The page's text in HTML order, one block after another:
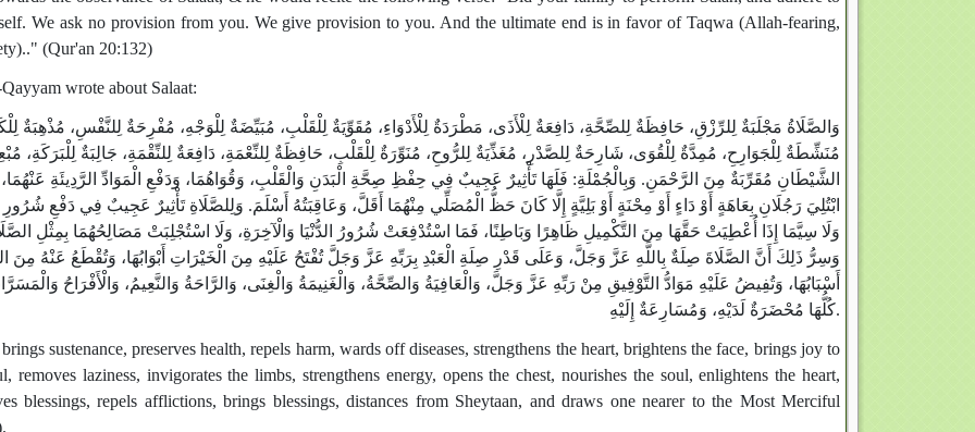
We ask no provision from you. We give provision to you. And the ultimate end is in favor of Taqwa (Allah-fearing,
(Qur'an 20:132)
wrote about Salaat:
وَالصَّلَاةُ مَجْلَبَةٌ لِلرِّزْقِ، حَافِظَةٌ لِلصِّحَّةِ، دَافِعَةٌ لِلْأَذَى، مَطْرَدَةٌ لِلْأَدْوَاءِ، مُقَوِّيَةٌ لِلْقَلْبِ، مُبَيِّضَةٌ لِلْوَجْهِ، مُفْرِحَةٌ لِلنَّفْسِ، مُذْهِبَةٌ
مُنَشِّطَةٌ لِلْجَوَارِحِ، مُمِدَّةٌ لِلْقُوَى، شَارِحَةٌ لِلصَّدْرِ، مُغَذِّيَةٌ لِلرُّوحِ، مُنَوِّرَةٌ لِلْقَلْبِ، حَافِظَةٌ لِلنِّعْمَةِ، دَافِعَةٌ لِلنِّقْمَةِ، جَالِبَةٌ لِلْبَرَكَةِ،
الشَّيْطَانِ مُقَرِّبَةٌ مِنَ الرَّحْمَنِ. وَبِالْجُمْلَةِ: فَلَهَا تَأْثِيرٌ عَجِيبٌ فِي حِفْظِ صِحَّةِ الْبَدَنِ وَالْقَلْبِ، وَقُوَاهُمَا، وَدَفْعِ الْمَوَادِّ الرَّدِيئَةِ
ابْتُلِيَ رَجُلَانِ بِعَاهَةٍ أَوْ دَاءٍ أَوْ مِحْنَةٍ أَوْ بَلِيَّةٍ إِلَّا كَانَ حَظُّ الْمُصَلِّي مِنْهُمَا أَقَلَّ، وَعَاقِبَتُهُ أَسْلَمَ. وَلِلصَّلَاةِ تَأْثِيرٌ عَجِيبٌ فِي دَفْعِ شُرُورِ
وَلَا سِيَّمَا إِذَا أُعْطِيَتْ حَقَّهَا مِنَ التَّكْمِيلِ ظَاهِرًا وَبَاطِنًا، فَمَا اسْتُدْفِعَتْ شُرُورُ الدُّنْيَا وَالْآخِرَةِ، وَلَا اسْتُجْلِبَتْ مَصَالِحُهُمَا بِمِثْلِ
وَسِرُّ ذَلِكَ أَنَّ الصَّلَاةَ صِلَةٌ بِاللَّهِ عَزَّ وَجَلَّ، وَعَلَى قَدْرِ صِلَةِ الْعَبْدِ بِرَبِّهِ عَزَّ وَجَلَّ تُفْتَحُ عَلَيْهِ مِنَ الْخَيْرَاتِ أَبْوَابُهَا، وَتُقْطَعُ عَنْهُ مِنَ
أَسْبَابُهَا، وَتُفِيضُ عَلَيْهِ مَوَادُّ التَّوْفِيقِ مِنْ رَبِّهِ عَزَّ وَجَلَّ، وَالْعَافِيَةُ وَالصِّحَّةُ، وَالْغَنِيمَةُ وَالْغِنَى، وَالرَّاحَةُ وَالنَّعِيمُ، وَالْأَفْرَاحُ
كُلُّهَا مُحْضَرَةٌ لَدَيْهِ، وَمُسَارِعَةٌ إِلَيْهِ.
sustenance, preserves health, repels harm, wards off diseases, strengthens the heart, brightens the face, brings joy to
removes laziness, invigorates the limbs, strengthens energy, opens the chest, nourishes the soul, enlightens the heart,
blessings, repels afflictions, brings blessings, distances from Sheytaan, and draws one nearer to the Most Merciful